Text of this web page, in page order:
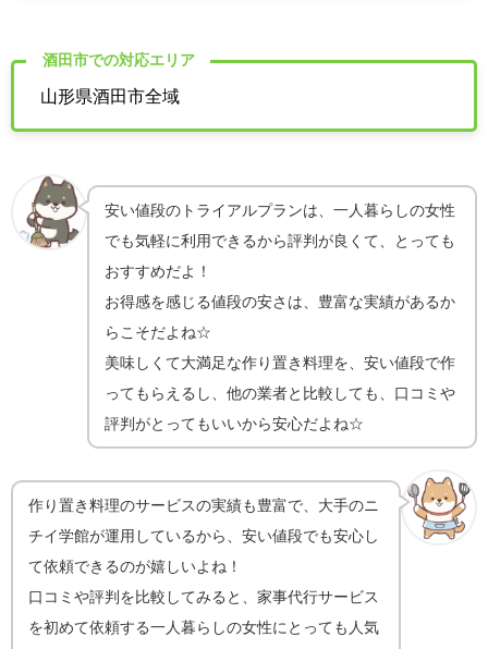
酒田市での対応エリア
山形県酒田市全域
安い値段のトライアルプランは、一人暮らしの女性
でも気軽に利用できるから評判が良くて、とっても
おすすめだよ！
お得感を感じる値段の安さは、豊富な実績があるか
らこそだよね☆
美味しくて大満足な作り置き料理を、安い値段で作
ってもらえるし、他の業者と比較しても、口コミや
評判がとってもいいから安心だよね☆
作り置き料理のサービスの実績も豊富で、大手のニ
チイ学館が運用しているから、安い値段でも安心し
て依頼できるのが嬉しいよね！
口コミや評判を比較してみると、家事代行サービス
を初めて依頼する一人暮らしの女性にとっても人気